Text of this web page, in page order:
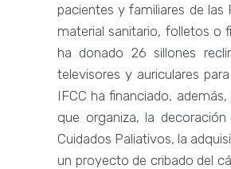
pacientes y familiares de
material sanitario, folletos o
ha donado 26 sillones
televisores y auriculares
IFCC ha financiado,
que organiza, la
Cuidados Paliativos, la
un proyecto de cribado del